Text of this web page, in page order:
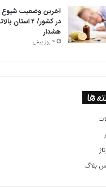
آخرین وضعیت شیوع
در کشور/ ۲ استان
هشدار
4 روز پیش
ها
بلاگ